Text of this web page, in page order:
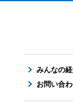
みんなの
お問い合